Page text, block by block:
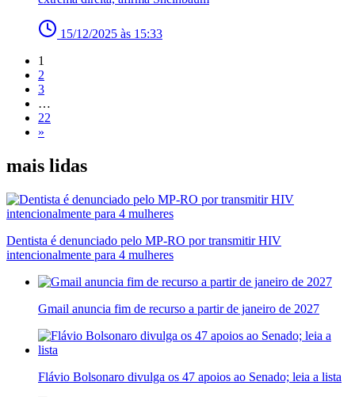
15/12/2025 às 15:33
1
2
3
…
22
»
mais lidas
Dentista é denunciado pelo MP-RO por transmitir HIV
intencionalmente para 4 mulheres
Gmail anuncia fim de recurso a partir de janeiro de 2027
Flávio Bolsonaro divulga os 47 apoios ao Senado; leia a lista